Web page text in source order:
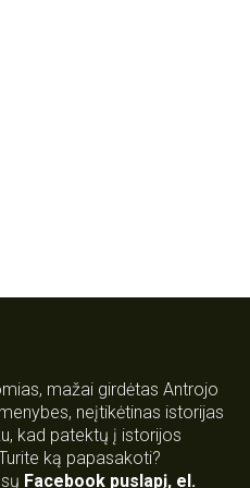
mažai girdėtas Antrojo
neįtikėtinas istorijas
kad patektų į istorijos
ką papasakoti?
Facebook puslapį, el.